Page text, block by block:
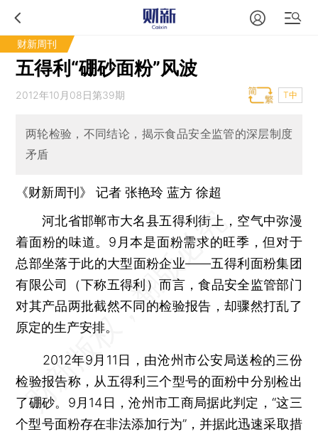
财新周刊
五得利“硼砂面粉”风波
2012年10月08日第39期 T中
两轮检验，不同结论，揭示食品安全监管的深层制度
矛盾
《财新周刊》 记者 张艳玲蓝方 徐超
河北省邯郸市大名县五得利街上，空气中弥漫
着面粉的味道。9月本是面粉需求的旺季，但对于
总部坐落于此的大型面粉企业——五得利面粉集团
有限公司（下称五得利）而言，食品安全监管部门
对其产品两批截然不同的检验报告，却骤然打乱了
原定的生产安排。
2012年9月11日，由沧州市公安局送检的三份
检验报告称，从五得利三个型号的面粉中分别检出
了硼砂。9月14日，沧州市工商局据此判定，“这三
个型号面粉存在非法添加行为”，并据此迅速采取措